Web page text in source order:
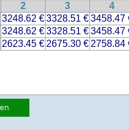
2 3 4
3248.62 €3328.51 €3458.47
3248.62 €3328.51 €3458.47
2623.45 € 2675.30 € 2758.84